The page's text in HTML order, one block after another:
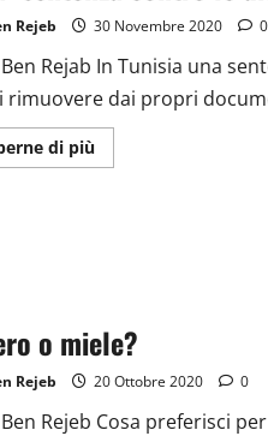
guerra
Rejeb 30 Novembre 2020 0
Rejab In Tunisia una
dai propri
di piùUlteriori
informazioni
o miele?
Rejeb 20 Ottobre 2020 0
Rejeb Cosa preferisci